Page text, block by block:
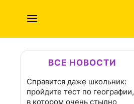
ВСЕ НОВОСТИ
Справится даже школьник:
пройдите тест по географии,
в котором очень стыдно